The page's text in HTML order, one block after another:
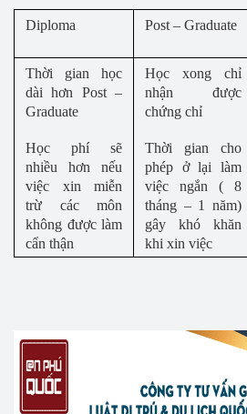
Diploma Post – Graduate
Thời gian học
dài hơn Post –
Graduate
Học phí sẽ
nhiều hơn nếu
việc xin miễn
trừ các môn
không được làm
cẩn thận
Học xong chỉ
nhận được
chứng chỉ
Thời gian cho
phép ở lại làm
việc ngắn ( 8
tháng – 1 năm)
gây khó khăn
khi xin việc